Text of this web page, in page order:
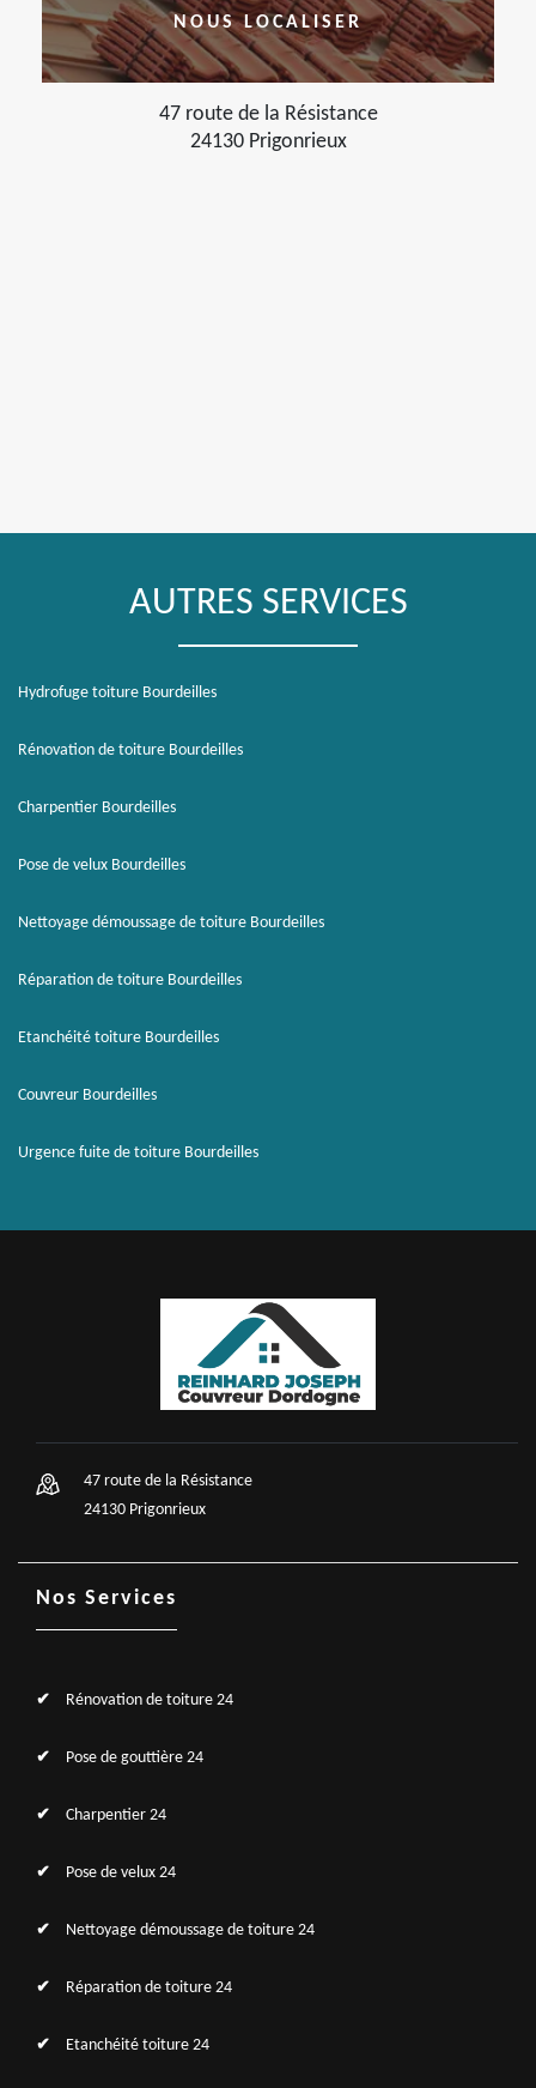
NOUS LOCALISER
47 route de la Résistance
24130 Prigonrieux
AUTRES SERVICES
Hydrofuge toiture Bourdeilles
Rénovation de toiture Bourdeilles
Charpentier Bourdeilles
Pose de velux Bourdeilles
Nettoyage démoussage de toiture Bourdeilles
Réparation de toiture Bourdeilles
Etanchéité toiture Bourdeilles
Couvreur Bourdeilles
Urgence fuite de toiture Bourdeilles
47 route de la Résistance
24130 Prigonrieux
Nos Services
Rénovation de toiture 24
Pose de gouttière 24
Charpentier 24
Pose de velux 24
Nettoyage démoussage de toiture 24
Réparation de toiture 24
Etanchéité toiture 24